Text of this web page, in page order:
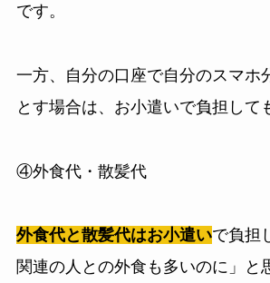
です。
一方、自分の口座で自分のスマホ
とす場合は、お小遣いで負担して
④外食代・散髪代
外食代と散髪代はお小遣いで負担
関連の人との外食も多いのに」と